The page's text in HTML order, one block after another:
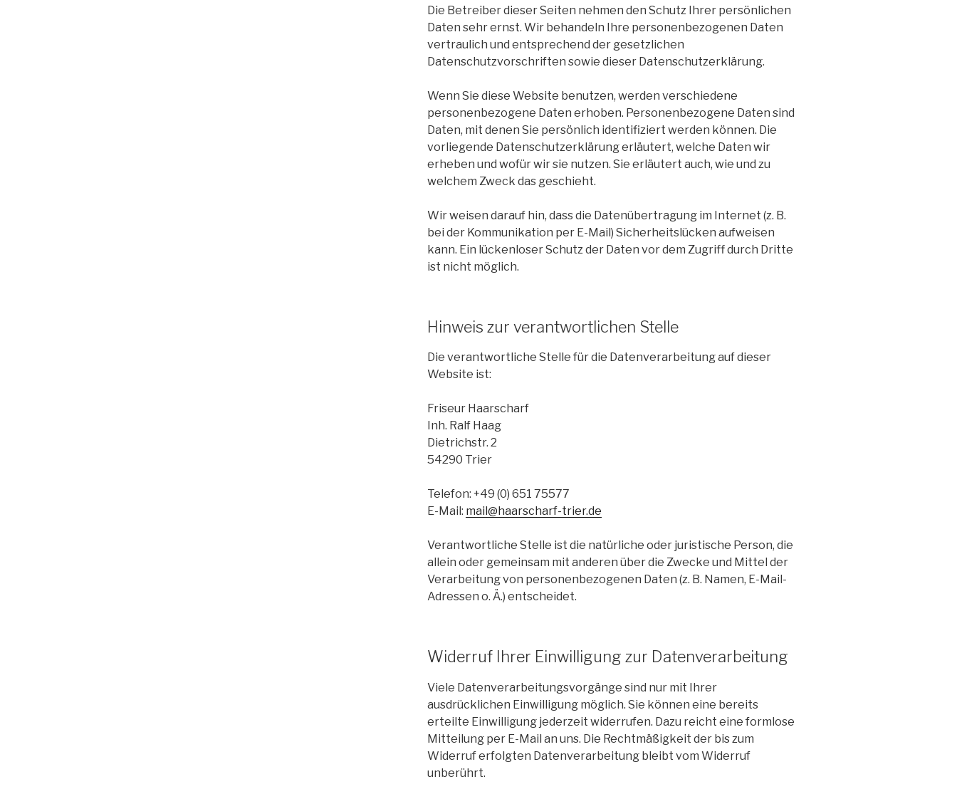
Die Betreiber dieser Seiten nehmen den Schutz Ihrer persönlichen
Daten sehr ernst. Wir behandeln Ihre personenbezogenen Daten
vertraulich und entsprechend der gesetzlichen
Datenschutzvorschriften sowie dieser Datenschutzerklärung.
Wenn Sie diese Website benutzen, werden verschiedene
personenbezogene Daten erhoben. Personenbezogene Daten sind
Daten, mit denen Sie persönlich identifiziert werden können. Die
vorliegende Datenschutzerklärung erläutert, welche Daten wir
erheben und wofür wir sie nutzen. Sie erläutert auch, wie und zu
welchem Zweck das geschieht.
Wir weisen darauf hin, dass die Datenübertragung im Internet (z. B.
bei der Kommunikation per E-Mail) Sicherheitslücken aufweisen
kann. Ein lückenloser Schutz der Daten vor dem Zugriff durch Dritte
ist nicht möglich.
Hinweis zur verantwortlichen Stelle
Die verantwortliche Stelle für die Datenverarbeitung auf dieser
Website ist:
Friseur Haarscharf
Inh. Ralf Haag
Dietrichstr. 2
54290 Trier
Telefon: +49 (0) 651 75577
E-Mail: mail@haarscharf-trier.de
Verantwortliche Stelle ist die natürliche oder juristische Person, die
allein oder gemeinsam mit anderen über die Zwecke und Mittel der
Verarbeitung von personenbezogenen Daten (z. B. Namen, E-Mail-
Adressen o. Ä.) entscheidet.
Widerruf Ihrer Einwilligung zur Datenverarbeitung
Viele Datenverarbeitungsvorgänge sind nur mit Ihrer
ausdrücklichen Einwilligung möglich. Sie können eine bereits
erteilte Einwilligung jederzeit widerrufen. Dazu reicht eine formlose
Mitteilung per E-Mail an uns. Die Rechtmäßigkeit der bis zum
Widerruf erfolgten Datenverarbeitung bleibt vom Widerruf
unberührt.